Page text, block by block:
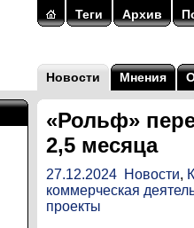
Теги Архив
Новости Мнения
«Рольф»
2,5 месяца
27.12.2024 Новости,
коммерческая
проекты